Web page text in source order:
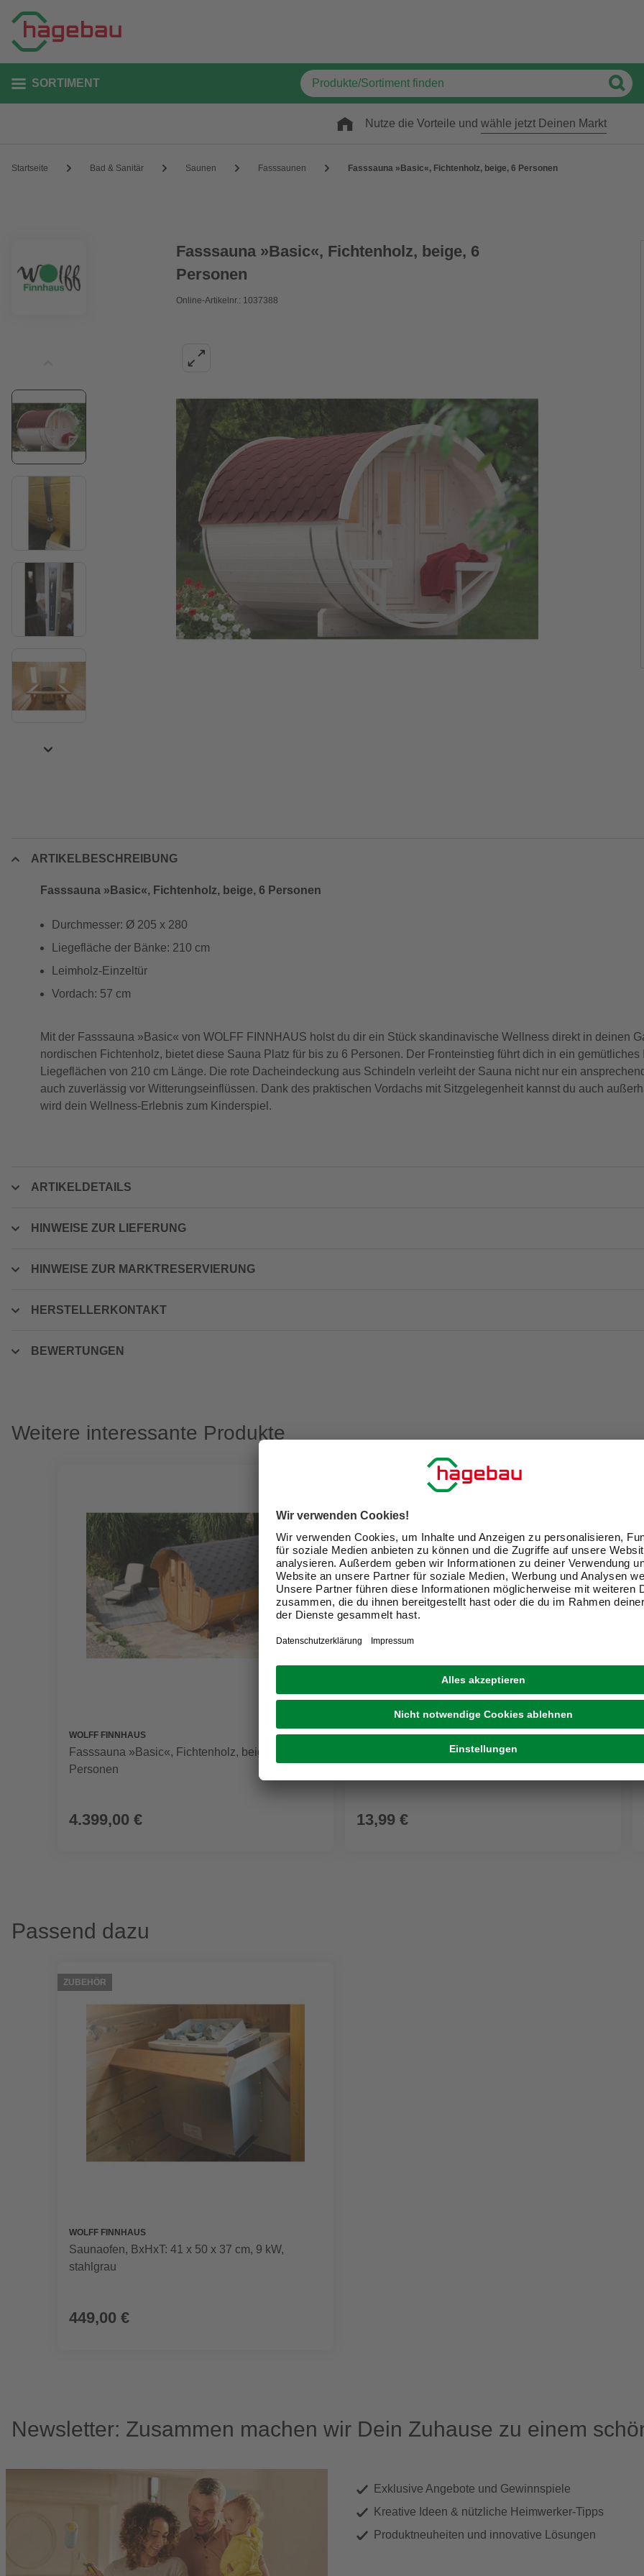
SORTIMENT
Nutze die Vorteile und wähle jetzt Deinen Markt
Startseite Bad & Sanitär Saunen Fasssaunen Fasssauna »Basic«, Fichtenholz, beige, 6 Personen
Fasssauna »Basic«, Fichtenholz, beige, 6
Personen
Online-Artikelnr.: 1037388
ARTIKELBESCHREIBUNG
Fasssauna »Basic«, Fichtenholz, beige, 6 Personen
Durchmesser: Ø 205 x 280
Liegefläche der Bänke: 210 cm
Leimholz-Einzeltür
Vordach: 57 cm
Mit der Fasssauna »Basic« von WOLFF FINNHAUS holst du dir ein Stück skandinavische Wellness direkt in deinen
nordischen Fichtenholz, bietet diese Sauna Platz für bis zu 6 Personen. Der Fronteinstieg führt dich in ein
Liegeflächen von 210 cm Länge. Die rote Dacheindeckung aus Schindeln verleiht der Sauna nicht nur ein
auch zuverlässig vor Witterungseinflüssen. Dank des praktischen Vordachs mit Sitzgelegenheit kannst du auch
wird dein Wellness-Erlebnis zum Kinderspiel.
ARTIKELDETAILS
HINWEISE ZUR LIEFERUNG
HINWEISE ZUR MARKTRESERVIERUNG
HERSTELLERKONTAKT
BEWERTUNGEN
Weitere interessante Produkte
WOLFF FINNHAUS
Fasssauna »Basic«, Fichtenholz, beige, 6
Personen
4.399,00 €
HABAU
Vogelfuttersilo »Nina«, Metall, rot
13,99 €
Passend dazu
ZUBEHÖR
WOLFF FINNHAUS
Saunaofen, BxHxT: 41 x 50 x 37 cm, 9 kW,
stahlgrau
449,00 €
Newsletter: Zusammen machen wir Dein Zuhause zu einem
Exklusive Angebote und Gewinnspiele
Kreative Ideen & nützliche Heimwerker-Tipps
Produktneuheiten und innovative Lösungen